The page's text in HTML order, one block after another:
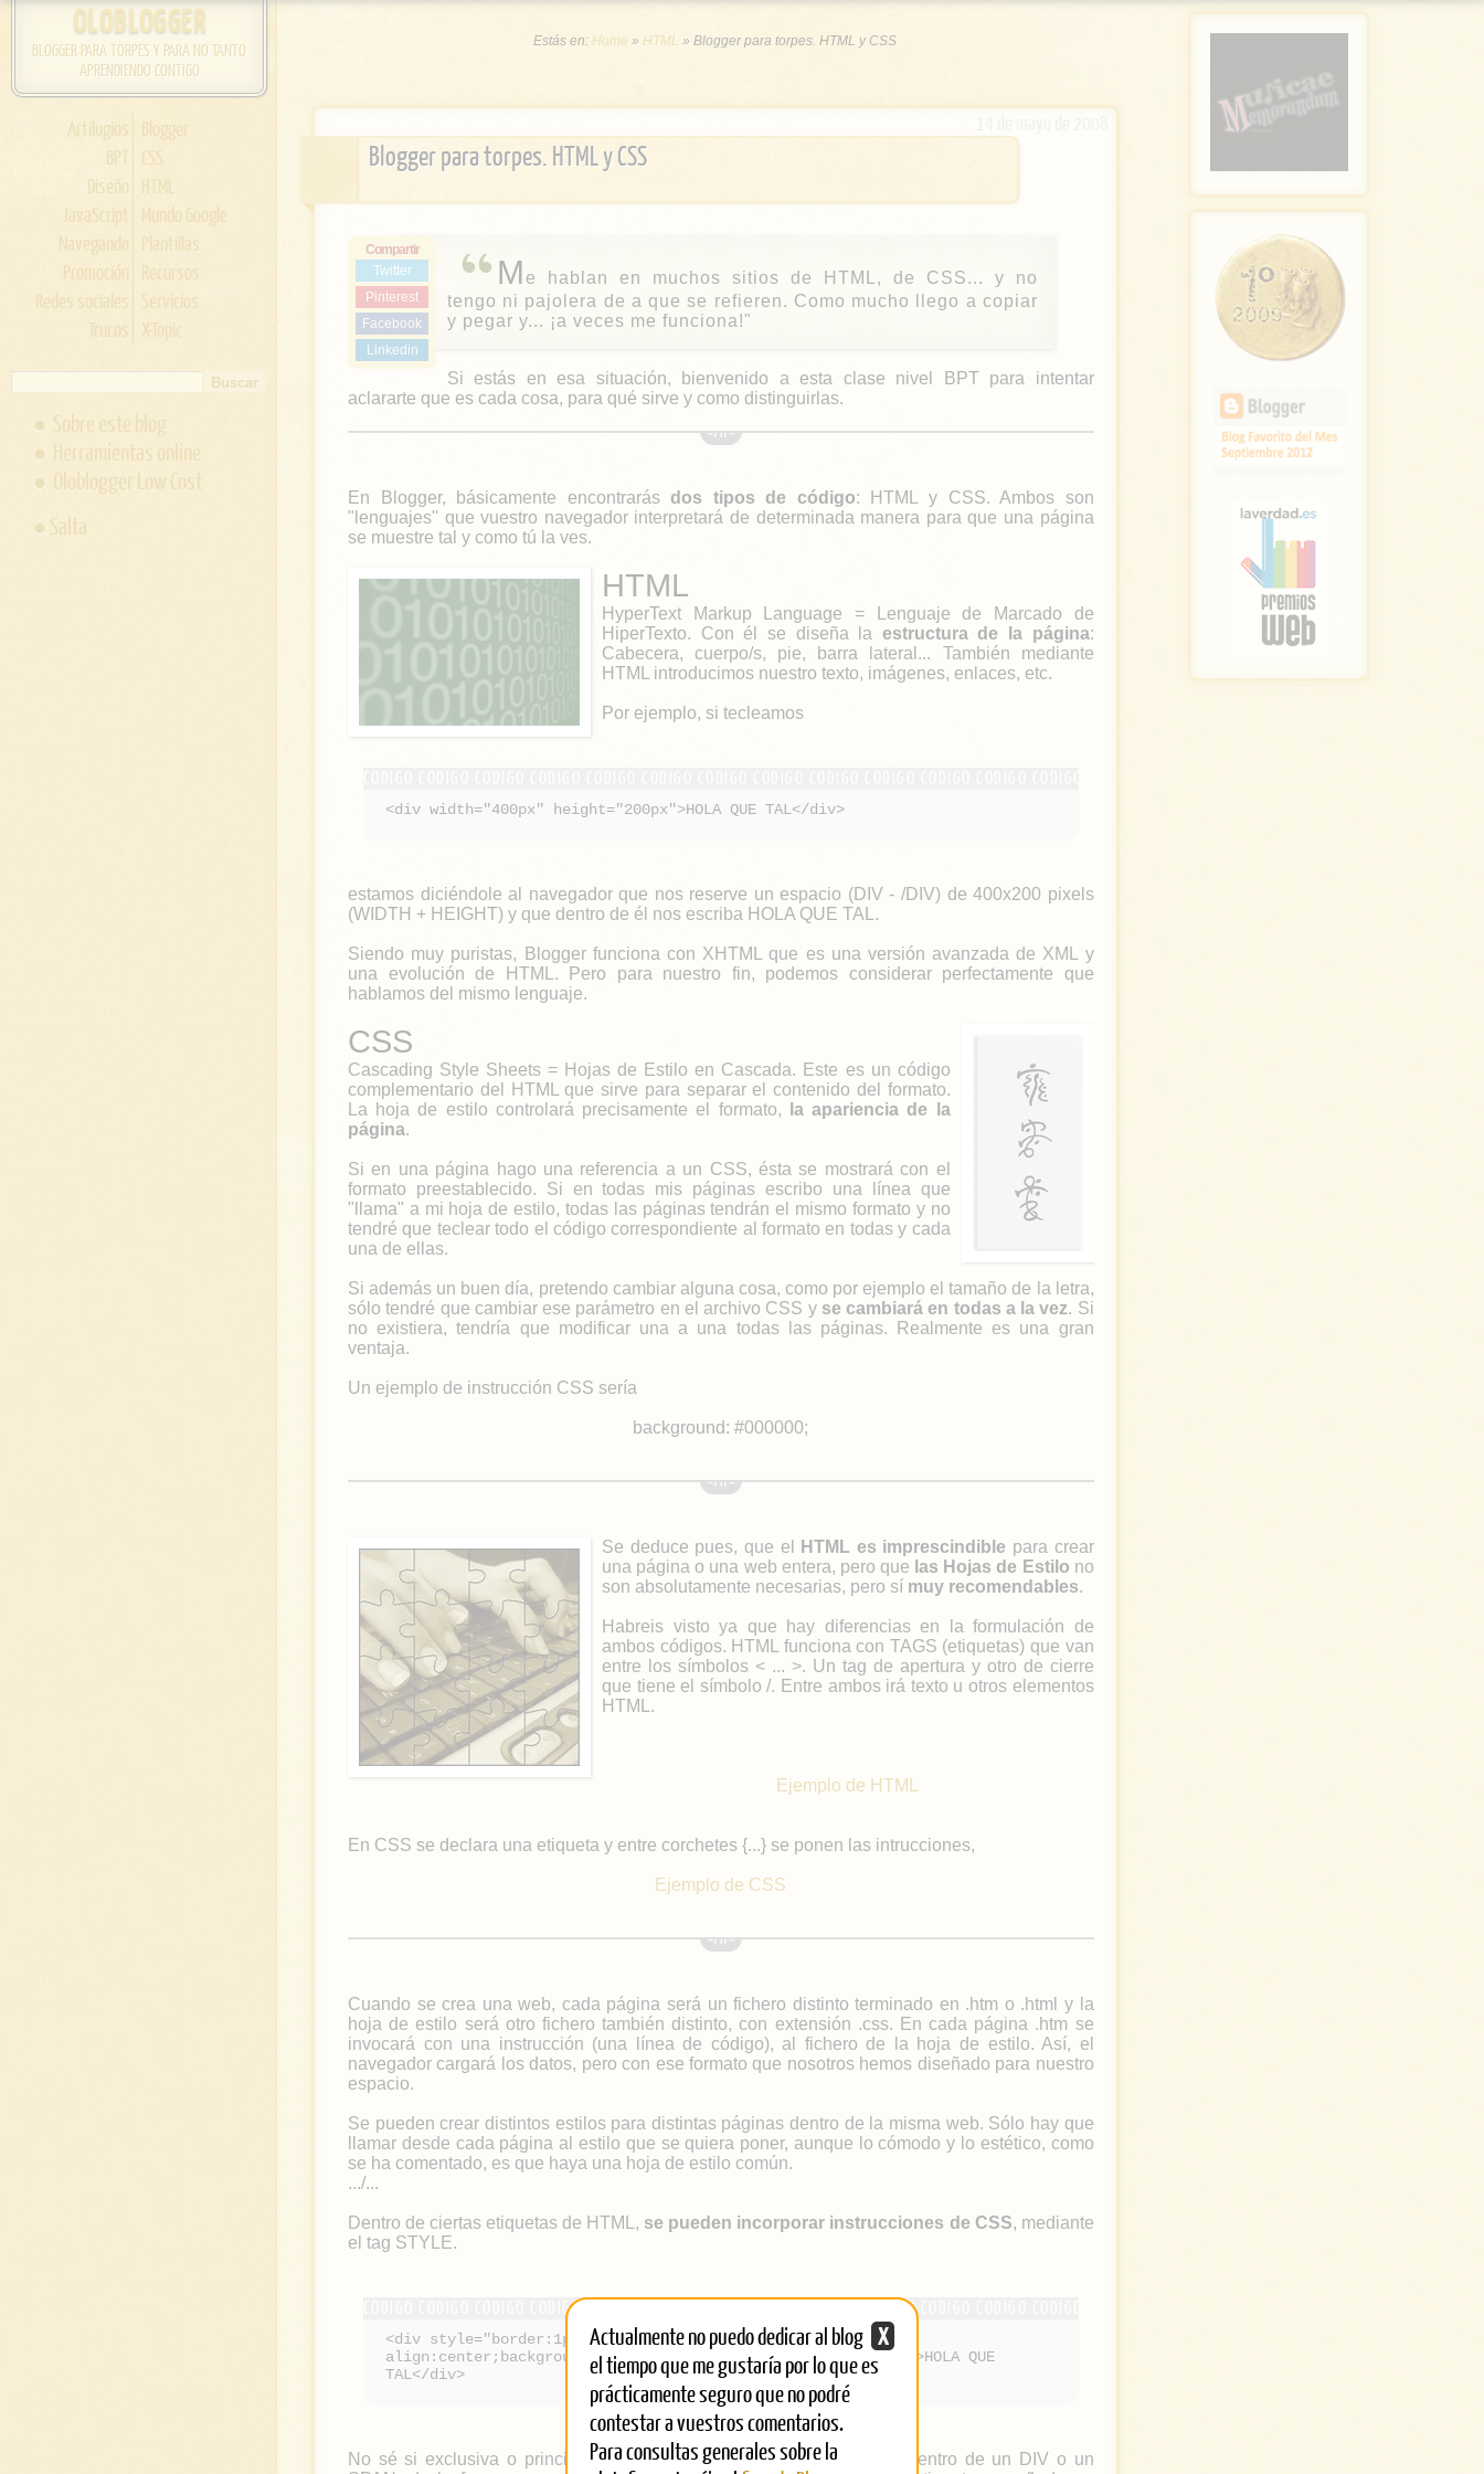
OLOBLOGGER
BLOGGER PARA TORPES Y PARA NO TANTO
APRENDIENDO CONTIGO
Artilugios
Blogger
BPT CSS
Diseño HTML
JavaScript Mundo Google
Navegando Plantillas
Promoción
Recursos
Redes sociales Servicios
Trucos X-Topic
Sobre este blog
Herramientas online
Oloblogger Low Cost
Salta
Estás en: Home» HTML»Blogger para torpes. HTML y CSS
Blogger para torpes. HTML y CSS
Compartir
Twitter
Pinterest
Facebook
Linkedin
M e hablan en muchos sitios de HTML, de CSS... y no
tengo ni pajolera de a que se refieren. Como mucho llego a copiar
y pegar y... ¡a veces me funciona!"
Si estás en esa situación, bienvenido a esta clase nivel BPT para intentar
aclararte que es cada cosa, para qué sirve y como distinguirlas.
En Blogger, básicamente encontrarásdos tipos de código: HTML y CSS. Ambos son
"lenguajes" que vuestro navegador interpretará de determinada manera para que una página
se muestre tal y como tú la ves.
HTML
HyperText Markup Language = Lenguaje de Marcado de
HiperTexto. Con él se diseña la estructura de la página:
Cabecera, cuerpo/s, pie, barra lateral... También mediante
HTML introducimos nuestro texto, imágenes, enlaces, etc.
Por ejemplo, si tecleamos
<div width="400px" height="200px">HOLA QUE TAL</div>
estamos diciéndole al navegador que nos reserve un espacio (DIV - /DIV) de 400x200 pixels
(WIDTH + HEIGHT) y que dentro de él nos escriba HOLA QUE TAL.
Siendo muy puristas, Blogger funciona con XHTML que es una versión avanzada de XML y
una evolución de HTML. Pero para nuestro fin, podemos considerar perfectamente que
hablamos del mismo lenguaje.
CSS
Cascading Style Sheets = Hojas de Estilo en Cascada. Este es un código
complementario del HTML que sirve para separar el contenido del formato.
La hoja de estilo controlará precisamente el formato,
la apariencia de la
página.
Si en una página hago una referencia a un CSS, ésta se mostrará con el
formato preestablecido. Si en todas mis páginas escribo una línea que
"llama" a mi hoja de estilo, todas las páginas tendrán el mismo formato y no
tendré que teclear todo el código correspondiente al formato en todas y cada
una de ellas.
Si además un buen día, pretendo cambiar alguna cosa, como por ejemplo el tamaño de la letra,
sólo tendré que cambiar ese parámetro en el archivo CSS y se cambiará en todas a la vez. Si
no existiera, tendría que modificar una a una todas las páginas. Realmente es una gran
ventaja.
Un ejemplo de instrucción CSS sería
background: #000000;
Se deduce pues, que el HTML es imprescindible para crear
una página o una web entera, pero que las Hojas de Estilo no
son absolutamente necesarias, pero sí muy recomendables.
Habreis visto ya que hay diferencias en la formulación de
ambos códigos. HTML funciona con TAGS (etiquetas) que van
entre los símbolos < ... >. Un tag de apertura y otro de cierre
que tiene el símbolo /. Entre ambos irá texto u otros elementos
HTML.
Ejemplo de HTML
En CSS se declara una etiqueta y entre corchetes {...} se ponen las intrucciones,
Ejemplo de CSS
Cuando se crea una web, cada página será un fichero distinto terminado en .htm o .html y la
hoja de estilo será otro fichero también distinto, con extensión .css. En cada página .htm se
invocará con una instrucción (una línea de código), al fichero de la hoja de estilo. Así, el
navegador cargará los datos, pero con ese formato que nosotros hemos diseñado para nuestro
espacio.
Se pueden crear distintos estilos para distintas páginas dentro de la misma web. Sólo hay que
llamar desde cada página al estilo que se quiera poner, aunque lo cómodo y lo estético, como
se ha comentado, es que haya una hoja de estilo común.
.../...
Dentro de ciertas etiquetas de HTML, se pueden incorporar instrucciones de CSS, mediante
el tag STYLE.
<div style="border:1px solid #000000; text-
align:center;background:url(http://www.web.com/imagen.jpg);">HOLA QUE
TAL</div>
No sé si exclusiva o principalmente, pero ésto se usa normalmente dentro de un DIV o un
X
Actualmente no puedo dedicar al blog
el tiempo que me gustaría por lo que es
prácticamente seguro que no podré
contestar a vuestros comentarios.
Para consultas generales sobre la